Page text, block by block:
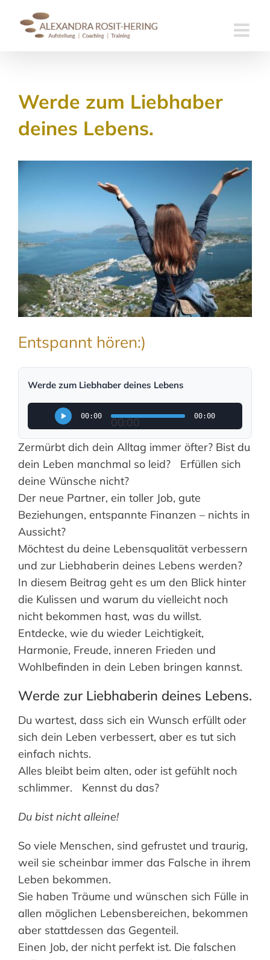
content
Werde zum Liebhaber
deines Lebens.
Entspannt hören:)
Werde zum Liebhaber deines Lebens
00:00 00:00 00:00
Zermürbt dich dein Alltag immer öfter? Bist du
dein Leben manchmal so leid? Erfüllen sich
deine Wünsche nicht?
Der neue Partner, ein toller Job, gute
Beziehungen, entspannte Finanzen – nichts in
Aussicht?
Möchtest du deine Lebensqualität verbessern
und zur Liebhaberin deines Lebens werden?
In diesem Beitrag geht es um den Blick hinter
die Kulissen und warum du vielleicht noch
nicht bekommen hast, was du willst.
Entdecke, wie du wieder Leichtigkeit,
Harmonie, Freude, inneren Frieden und
Wohlbefinden in dein Leben bringen kannst.
Werde zur Liebhaberin deines Lebens.
Du wartest, dass sich ein Wunsch erfüllt oder
sich dein Leben verbessert, aber es tut sich
einfach nichts.
Alles bleibt beim alten, oder ist gefühlt noch
schlimmer. Kennst du das?
Du bist nicht alleine!
So viele Menschen, sind gefrustet und traurig,
weil sie scheinbar immer das Falsche in ihrem
Leben bekommen.
Sie haben Träume und wünschen sich Fülle in
allen möglichen Lebensbereichen, bekommen
aber stattdessen das Gegenteil.
Einen Job, der nicht perfekt ist. Die falschen